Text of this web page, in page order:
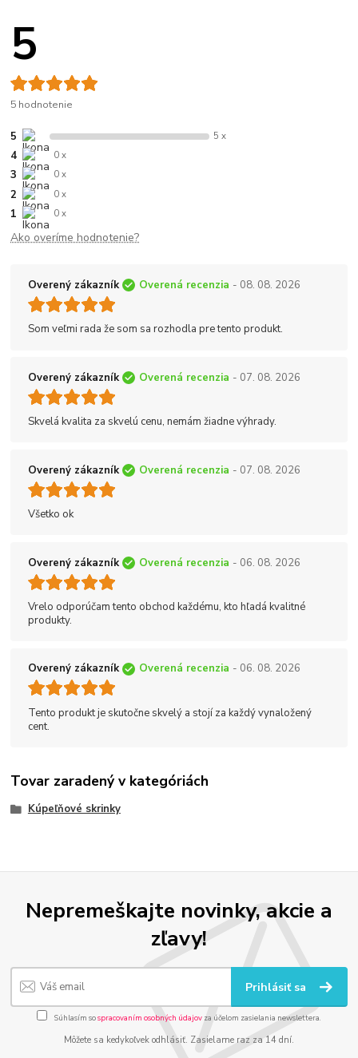
5
5 hodnotenie
5 5 x
4 0 x
3 0 x
2 0 x
1 0 x
Ako overíme hodnotenie?
Overený zákazník Overená recenzia - 08. 08. 2026
Som veľmi rada že som sa rozhodla pre tento produkt.
Overený zákazník Overená recenzia - 07. 08. 2026
Skvelá kvalita za skvelú cenu, nemám žiadne výhrady.
Overený zákazník Overená recenzia - 07. 08. 2026
Všetko ok
Overený zákazník Overená recenzia - 06. 08. 2026
Vrelo odporúčam tento obchod každému, kto hľadá kvalitné
produkty.
Overený zákazník Overená recenzia - 06. 08. 2026
Tento produkt je skutočne skvelý a stojí za každý vynaložený
cent.
Tovar zaradený v kategóriách
Kúpeľňové skrinky
Nepremeškajte novinky, akcie a
zľavy!
Prihlásiť sa
Súhlasím sospracovaním osobných údajov za účelom zasielania newslettera.
Môžete sa kedykoľvek odhlásiť. Zasielame raz za 14 dní.